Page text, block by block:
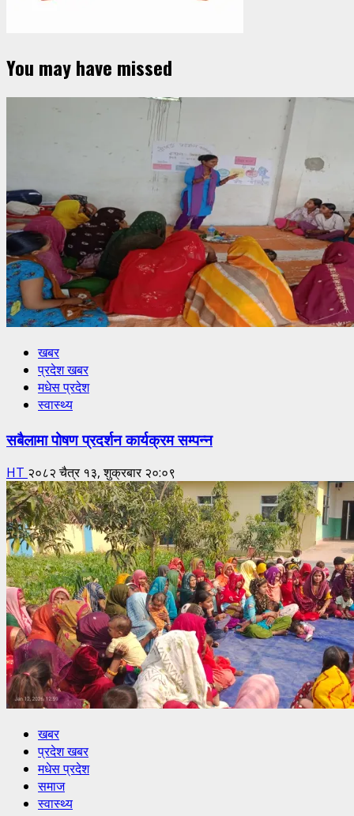
You may have missed
खबर
प्रदेश खबर
मधेस प्रदेश
स्वास्थ्य
सबैलामा पोषण प्रदर्शन कार्यक्रम सम्पन्न
HT २०८२ चैत्र १३, शुक्रबार २०:०९
खबर
प्रदेश खबर
मधेस प्रदेश
समाज
स्वास्थ्य